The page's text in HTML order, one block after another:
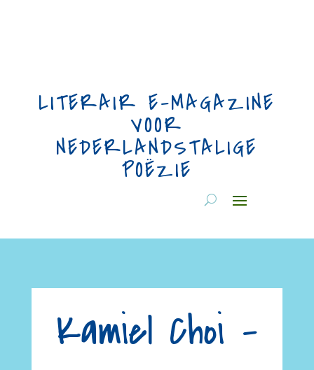
LITERAIR E-MAGAZINE
VOOR
NEDERLANDSTALIGE
POËZIE
Kamiel Choi –